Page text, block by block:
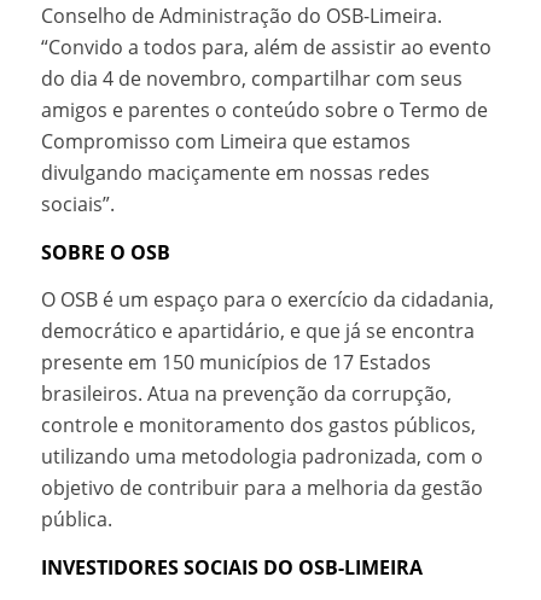
Conselho de Administração do OSB-Limeira.
“Convido a todos para, além de assistir ao evento
do dia 4 de novembro, compartilhar com seus
amigos e parentes o conteúdo sobre o Termo de
Compromisso com Limeira que estamos
divulgando maciçamente em nossas redes
sociais”.
SOBRE O OSB
O OSB é um espaço para o exercício da cidadania,
democrático e apartidário, e que já se encontra
presente em 150 municípios de 17 Estados
brasileiros. Atua na prevenção da corrupção,
controle e monitoramento dos gastos públicos,
utilizando uma metodologia padronizada, com o
objetivo de contribuir para a melhoria da gestão
pública.
INVESTIDORES SOCIAIS DO OSB-LIMEIRA